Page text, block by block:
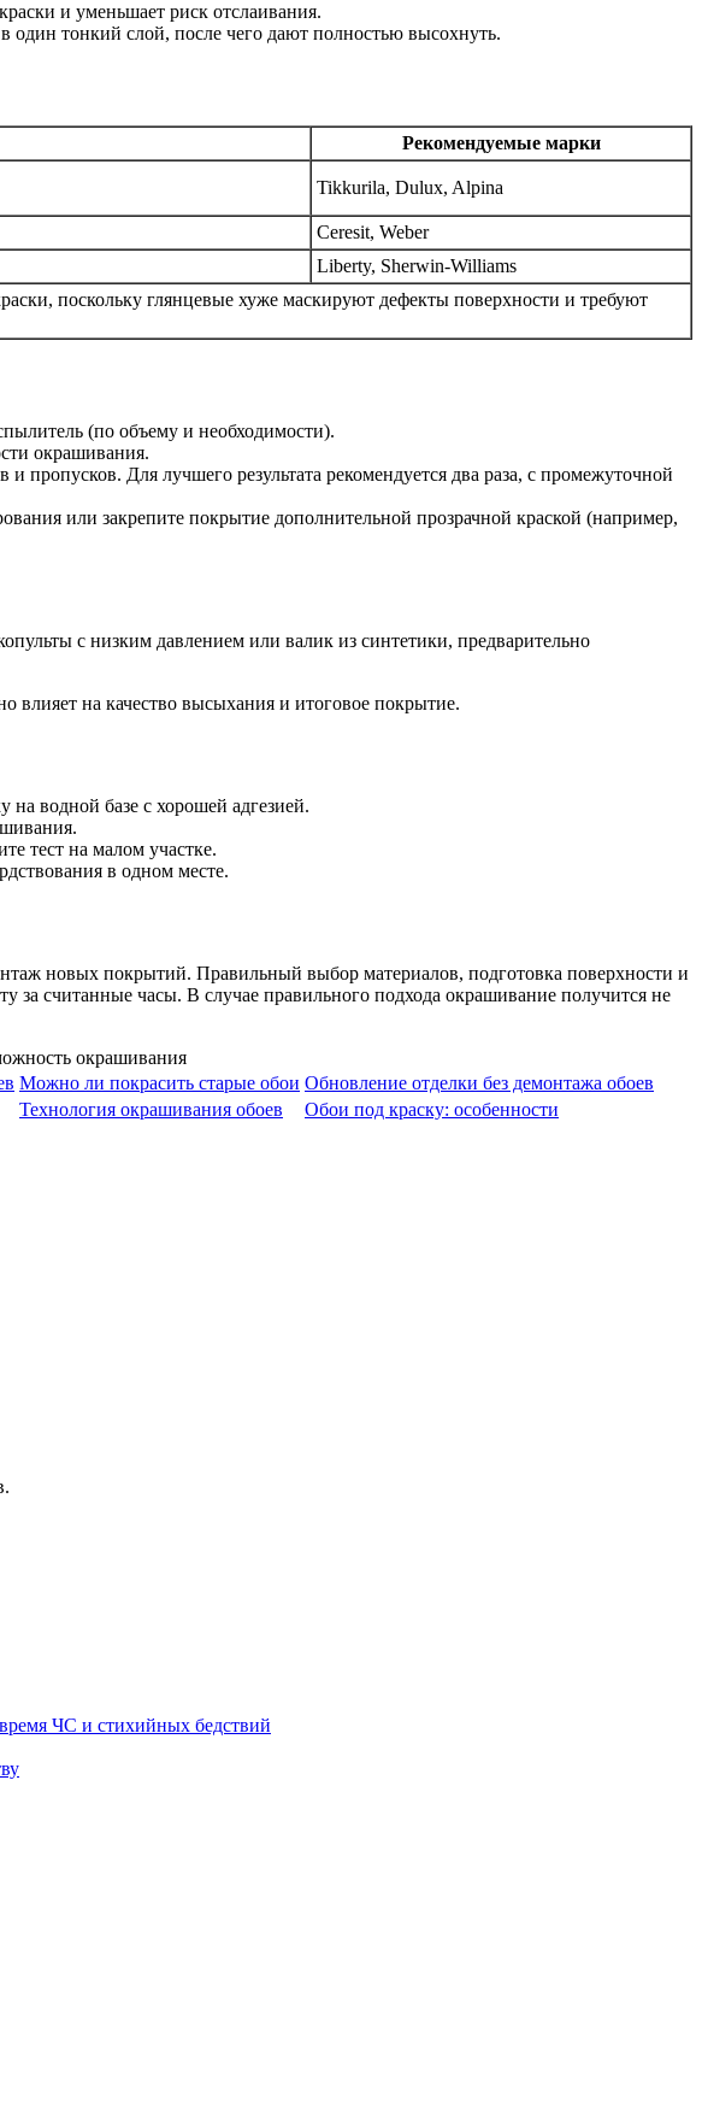
и уменьшает риск отслаивания.
тонкий слой, после чего дают полностью высохнуть.
Рекомендуемые марки
Tikkurila, Dulux, Alpina
Ceresit, Weber
Liberty, Sherwin-Williams
поскольку глянцевые хуже маскируют дефекты поверхности и требуют
(по объему и необходимости).
окрашивания.
Для лучшего результата рекомендуется два раза, с промежуточной
или закрепите покрытие дополнительной прозрачной краской (например,
с низким давлением или валик из синтетики, предварительно
влияет на качество высыхания и итоговое покрытие.
на водной базе с хорошей адгезией.
тест на малом участке.
в одном месте.
новых покрытий. Правильный выбор материалов, подготовка поверхности и
за считанные часы. В случае правильного подхода окрашивание получится не
Можно ли покрасить старые обои Обновление отделки без демонтажа обоев
Технология окрашивания обоев Обои под краску: особенности
ЧС и стихийных бедствий